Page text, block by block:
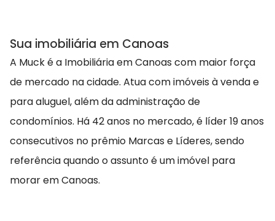
Sua imobiliária em Canoas
A Muck é a Imobiliária em Canoas com maior força
de mercado na cidade. Atua com imóveis à venda e
para aluguel, além da administração de
condomínios. Há 42 anos no mercado, é líder 19 anos
consecutivos no prêmio Marcas e Líderes, sendo
referência quando o assunto é um imóvel para
morar em Canoas.